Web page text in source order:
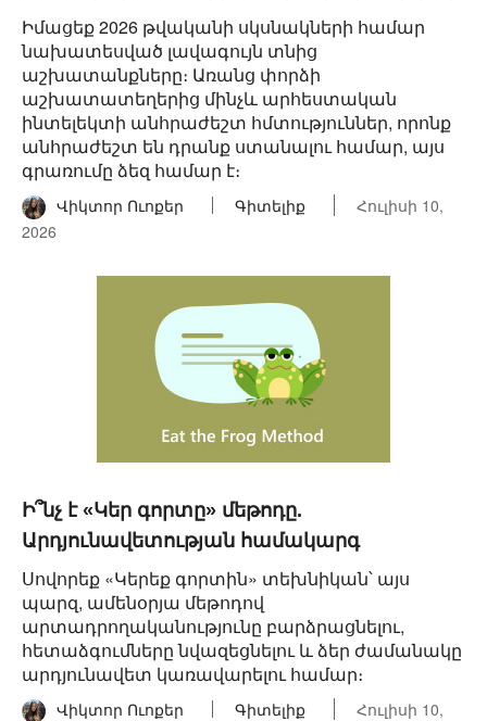
Իմացեք 2026 թվականի սկսնակների համար
նախատեսված լավագույն տնից
աշխատանքները։ Առանց փորձի
աշխատատեղերից մինչև արհեստական
ինտելեկտի անհրաժեշտ հմտություններ, որոնք
անհրաժեշտ են դրանք ստանալու համար, այս
գրառումը ձեզ համար է։
Վիկտոր Ուոքեր Գիտելիք
Հուլիսի 10,
2026
Ի՞նչ է «Կեր գորտը» մեթոդը.
Արդյունավետության համակարգ
Սովորեք «Կերեք գորտին» տեխնիկան՝ այս
պարզ, ամենօրյա մեթոդով
արտադրողականությունը բարձրացնելու,
հետաձգումները նվազեցնելու և ձեր ժամանակը
արդյունավետ կառավարելու համար։
Վիկտոր Ուոքեր Գիտելիք
Հուլիսի 10,